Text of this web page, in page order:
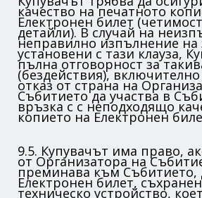
качество на печатното
Електронен билет
детайли). В случай на
неправилно изпълнение на
установени с тази клауза,
пълна отговорност за
(бездействия),
отказ от страна на
Събитието да участва в
връзка с с неподходящо
копието на Електронен
9.5. Купувачът има право,
от Организатора на
преминава към Събитието,
Електронен билет,
техническо устройство,